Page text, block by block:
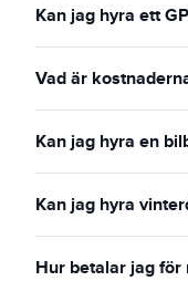
Kan jag hyra ett
Vad är
Kan jag hyra en
Kan jag hyra
Hur betalar jag för